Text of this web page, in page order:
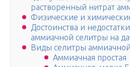
растворенный нитрат
Физические и
Достоинства и
аммиачной селитры на
Виды селитры аммиачной
Аммиачная простая